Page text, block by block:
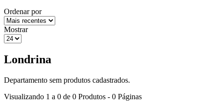
Ordenar por
Mostrar
Londrina
Departamento sem produtos cadastrados.
Visualizando 1 a 0 de 0 Produtos - 0 Páginas